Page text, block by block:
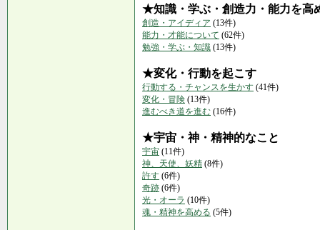
★知識・学ぶ・創造力・能力を高
創造・アイディア (13件)
能力・才能について (62件)
勉強・学ぶ・知識 (13件)
★変化・行動を起こす
行動する・チャンスを生かす (41件)
変化・冒険 (13件)
進むべき道を進む (16件)
★宇宙・神・精神的なこと
宇宙 (11件)
神、天使、妖精 (8件)
許す (6件)
奇跡 (6件)
光・オーラ (10件)
魂・精神を高める (5件)